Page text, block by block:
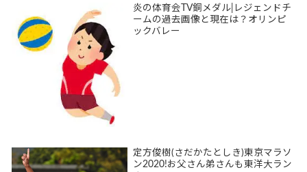
炎の体育会TV銅メダル|レジェンドチ
ームの過去画像と現在は？オリンピ
ックバレー
定方俊樹(さだかたとしき)東京マラソ
ン2020!お父さん弟さんも東洋大ラン